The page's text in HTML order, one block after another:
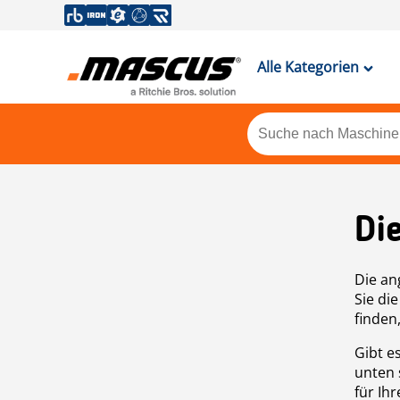
Alle Kategorien
Die
Sie
Gibt
unten
für